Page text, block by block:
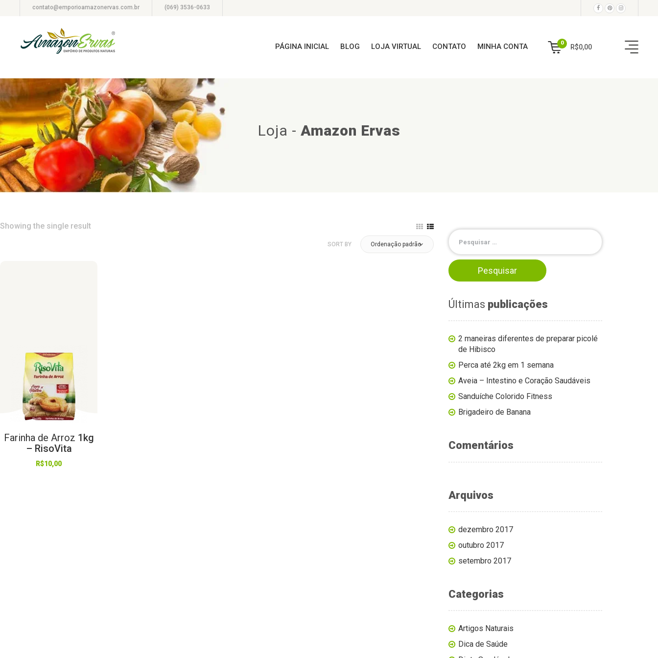
contato@emporioamazonervas.com.br (069) 3536-0633
PÁGINA INICIAL BLOG LOJA VIRTUAL CONTATO MINHA CONTA 0
R$0,00
Loja - Amazon Ervas
Showing the single result
SORT BY Ordenação padrão
Farinha de Arroz 1kg
– RisoVita
R$10,00
Últimas publicações
2 maneiras diferentes de preparar picolé
de Hibisco
Perca até 2kg em 1 semana
Aveia – Intestino e Coração Saudáveis
Sanduíche Colorido Fitness
Brigadeiro de Banana
Comentários
Arquivos
dezembro 2017
outubro 2017
setembro 2017
Categorias
Artigos Naturais
Dica de Saúde